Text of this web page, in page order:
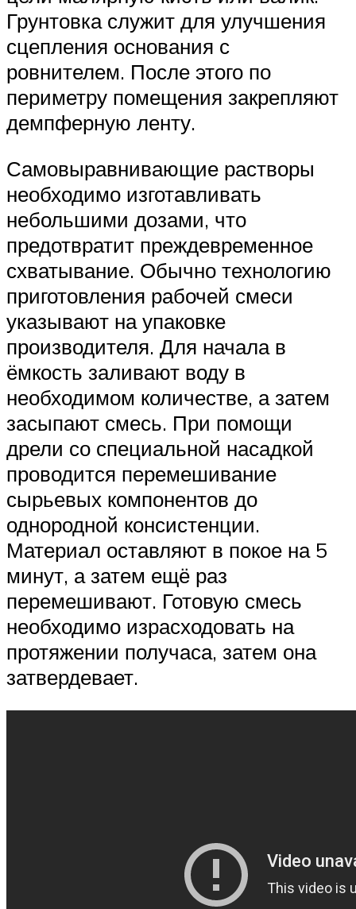
Грунтовка служит для улучшения
сцепления основания с
ровнителем. После этого по
периметру помещения закрепляют
демпферную ленту.
Самовыравнивающие растворы
необходимо изготавливать
небольшими дозами, что
предотвратит преждевременное
схватывание. Обычно технологию
приготовления рабочей смеси
указывают на упаковке
производителя. Для начала в
ёмкость заливают воду в
необходимом количестве, а затем
засыпают смесь. При помощи
дрели со специальной насадкой
проводится перемешивание
сырьевых компонентов до
однородной консистенции.
Материал оставляют в покое на 5
минут, а затем ещё раз
перемешивают. Готовую смесь
необходимо израсходовать на
протяжении получаса, затем она
затвердевает.